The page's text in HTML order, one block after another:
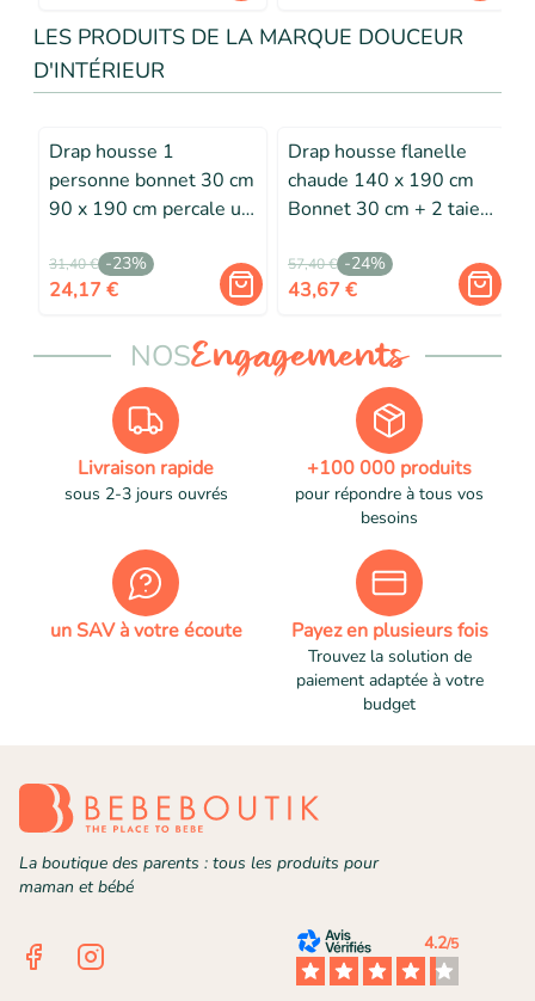
LES PRODUITS DE LA MARQUE DOUCEUR
D'INTÉRIEUR
Drap housse 1
personne bonnet 30 cm
90 x 190 cm percale uni
31,40 € -23%
24,17 €
Drap housse flanelle
chaude 140 x 190 cm
Bonnet 30 cm + 2 taies
57,40 € -24%
43,67 €
NOSEngagements
Livraison rapide
sous 2-3 jours ouvrés
+100 000 produits
pour répondre à tous vos
besoins
un SAV à votre écoute Payez en plusieurs fois
Trouvez la solution de
paiement adaptée à votre
budget
La boutique des parents : tous les produits pour
maman et bébé
FacebookInstagram 4.2/5